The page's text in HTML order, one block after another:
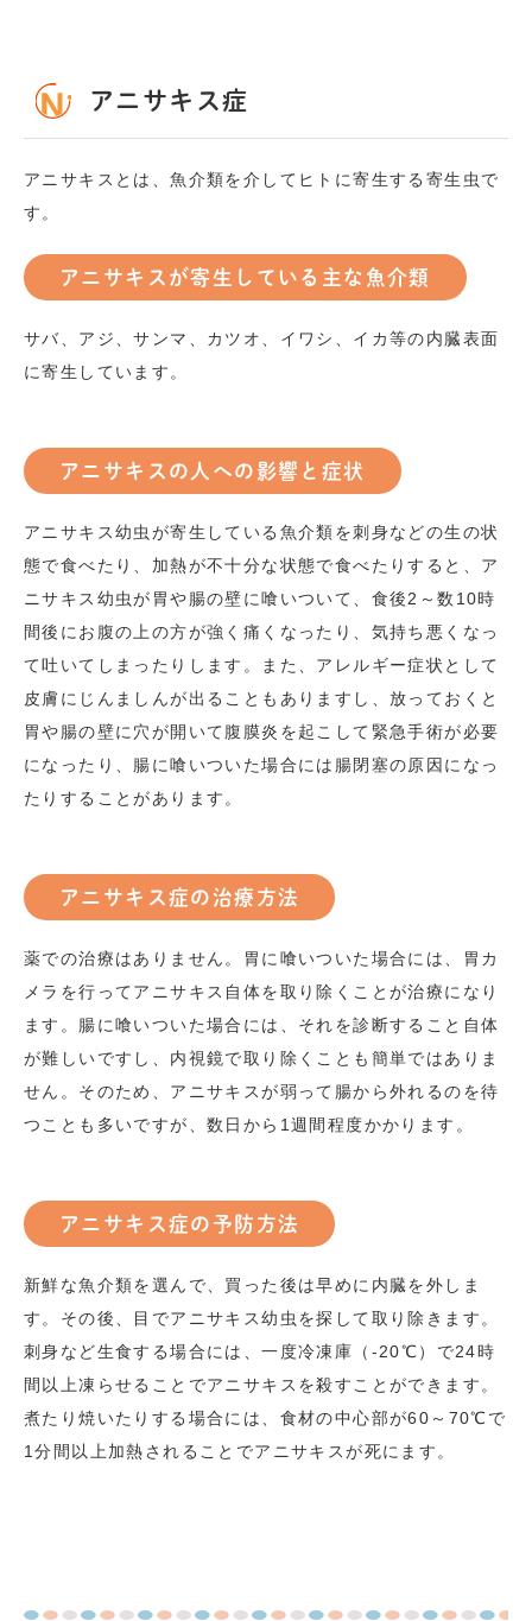
アニサキス症
アニサキスとは、魚介類を介してヒトに寄生する寄生虫で
す。
アニサキスが寄生している主な魚介類
サバ、アジ、サンマ、カツオ、イワシ、イカ等の内臓表面
に寄生しています。
アニサキスの人への影響と症状
アニサキス幼虫が寄生している魚介類を刺身などの生の状
態で食べたり、加熱が不十分な状態で食べたりすると、ア
ニサキス幼虫が胃や腸の壁に喰いついて、食後2 ～数 10時
間後にお腹の上の方が強く痛くなったり、気持ち悪くなっ
て吐いてしまったりします。また、アレルギー症状として
皮膚にじんましんが出ることもありますし、放っておくと
胃や腸の壁に穴が開いて腹膜炎を起こして緊急手術が必要
になったり、腸に喰いついた場合には腸閉塞の原因になっ
たりすることがあります。
アニサキス症の治療方法
薬での治療はありません。胃に喰いついた場合には、胃カ
メラを行ってアニサキス自体を取り除くことが治療になり
ます。腸に喰いついた場合には、それを診断すること自体
が難しいですし、内視鏡で取り除くことも簡単ではありま
せん。そのため、アニサキスが弱って腸から外れるのを待
つことも多いですが、数日から 1週間程度かかります。
アニサキス症の予防方法
新鮮な魚介類を選んで、買った後は早めに内臓を外しま
す。その後、目でアニサキス幼虫を探して取り除きます。
刺身など生食する場合には、一度冷凍庫（ -20℃）で24時
間以上凍らせることでアニサキスを殺すことができます。
煮たり焼いたりする場合には、食材の中心部が60 ～ 70℃で
1分間以上加熱されることでアニサキスが死にます。